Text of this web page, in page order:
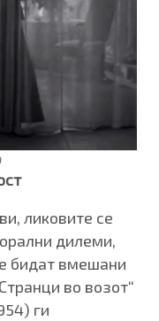
ликовите се
дилеми,
бидат вмешани
во возот“
ги